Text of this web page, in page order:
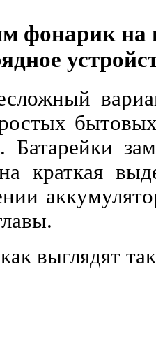
фонарик на
Батарейки
краткая
выглядят